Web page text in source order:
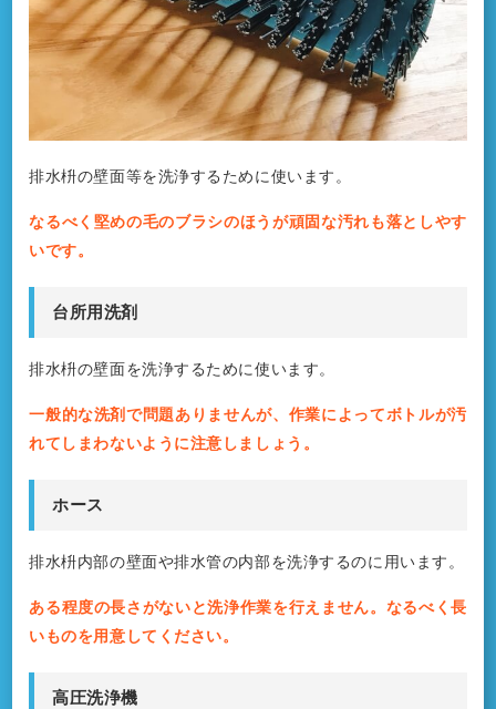
排水枡の壁面等を洗浄するために使います。
なるべく堅めの毛のブラシのほうが頑固な汚れも落としやす
いです。
台所用洗剤
排水枡の壁面を洗浄するために使います。
一般的な洗剤で問題ありませんが、作業によってボトルが汚
れてしまわないように注意しましょう。
ホース
排水枡内部の壁面や排水管の内部を洗浄するのに用います。
ある程度の長さがないと洗浄作業を行えません。なるべく長
いものを用意してください。
高圧洗浄機